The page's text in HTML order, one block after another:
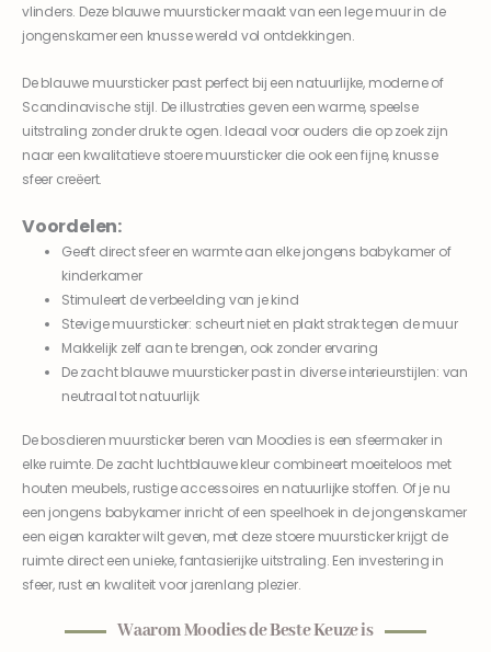
vlinders. Deze blauwe muursticker maakt van een lege muur in de
jongenskamer een knusse wereld vol ontdekkingen.
De blauwe muursticker past perfect bij een natuurlijke, moderne of
Scandinavische stijl. De illustraties geven een warme, speelse
uitstraling zonder druk te ogen. Ideaal voor ouders die op zoek zijn
naar een kwalitatieve stoere muursticker die ook een fijne, knusse
sfeer creëert.
Voordelen:
Geeft direct sfeer en warmte aan elke jongens babykamer of
kinderkamer
Stimuleert de verbeelding van je kind
Stevige muursticker: scheurt niet en plakt strak tegen de muur
Makkelijk zelf aan te brengen, ook zonder ervaring
De zacht blauwe muursticker past in diverse interieurstijlen: van
neutraal tot natuurlijk
De bosdieren muursticker beren van Moodies is een sfeermaker in
elke ruimte. De zacht luchtblauwe kleur combineert moeiteloos met
houten meubels, rustige accessoires en natuurlijke stoffen. Of je nu
een jongens babykamer inricht of een speelhoek in de jongenskamer
een eigen karakter wilt geven, met deze stoere muursticker krijgt de
ruimte direct een unieke, fantasierijke uitstraling. Een investering in
sfeer, rust en kwaliteit voor jarenlang plezier.
Waarom Moodies de Beste Keuze is